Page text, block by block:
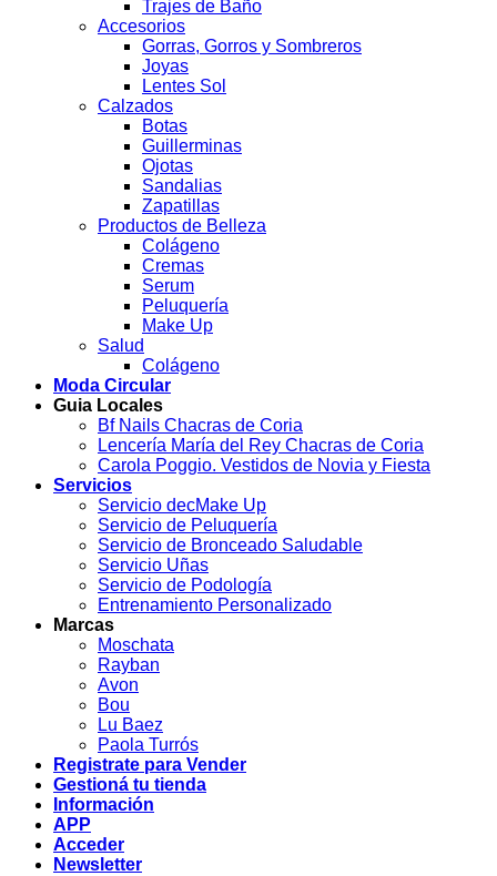
Trajes de Baño
Accesorios
Gorras, Gorros y Sombreros
Joyas
Lentes Sol
Calzados
Botas
Guillerminas
Ojotas
Sandalias
Zapatillas
Productos de Belleza
Colágeno
Cremas
Serum
Peluquería
Make Up
Salud
Colágeno
Moda Circular
Guia Locales
Bf Nails Chacras de Coria
Lencería María del Rey Chacras de Coria
Carola Poggio. Vestidos de Novia y Fiesta
Servicios
Servicio decMake Up
Servicio de Peluquería
Servicio de Bronceado Saludable
Servicio Uñas
Servicio de Podología
Entrenamiento Personalizado
Marcas
Moschata
Rayban
Avon
Bou
Lu Baez
Paola Turrós
Registrate para Vender
Gestioná tu tienda
Información
APP
Acceder
Newsletter